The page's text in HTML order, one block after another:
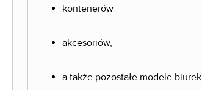
kontenerów
akcesoriów,
a także pozostałe modele biurek